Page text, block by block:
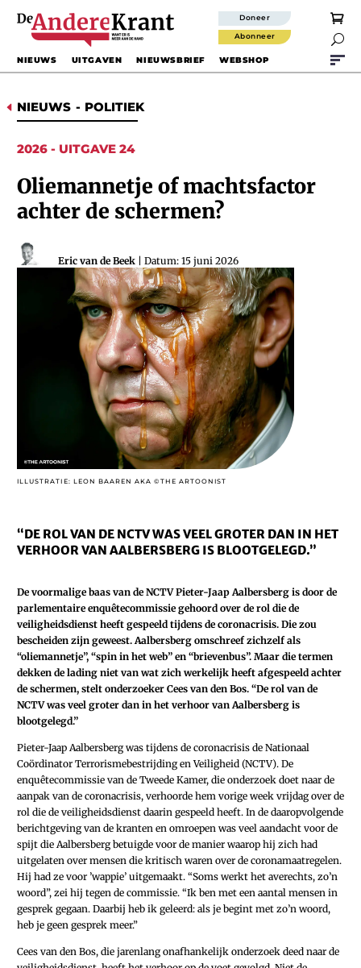
Doneer
Abonneer 
NIEUWS UITGAVEN NIEUWSBRIEF WEBSHOP
D NIEUWS - POLITIEK
2026 - UITGAVE 24
Oliemannetje of machtsfactor
achter de schermen?
Eric van de Beek | Datum: 15 juni 2026
ILLUSTRATIE: LEON BAAREN AKA ©THE ARTOONIST
“DE ROL VAN DE NCTV WAS VEEL GROTER DAN IN HET
VERHOOR VAN AALBERSBERG IS BLOOTGELEGD.”
De voormalige baas van de NCTV Pieter-Jaap Aalbersberg is door de
parlementaire enquêtecommissie gehoord over de rol die de
veiligheidsdienst heeft gespeeld tijdens de coronacrisis. Die zou
bescheiden zijn geweest. Aalbersberg omschreef zichzelf als
“oliemannetje”, “spin in het web” en “brievenbus”. Maar die termen
dekken de lading niet van wat zich werkelijk heeft afgespeeld achter
de schermen, stelt onderzoeker Cees van den Bos. “De rol van de
NCTV was veel groter dan in het verhoor van Aalbersberg is
blootgelegd.”
Pieter-Jaap Aalbersberg was tijdens de coronacrisis de Nationaal
Coördinator Terrorismebestrijding en Veiligheid (NCTV). De
enquêtecommissie van de Tweede Kamer, die onderzoek doet naar de
aanpak van de coronacrisis, verhoorde hem vorige week vrijdag over de
rol die de veiligheidsdienst daarin gespeeld heeft. In de daaropvolgende
berichtgeving van de kranten en omroepen was veel aandacht voor de
spijt die Aalbersberg betuigde voor de manier waarop hij zich had
uitgelaten over mensen die kritisch waren over de coronamaatregelen.
Hij had ze voor ’wappie’ uitgemaakt. “Soms werkt het averechts, zo’n
woord”, zei hij tegen de commissie. “Ik ben met een aantal mensen in
gesprek gegaan. Daarbij heb ik geleerd: als je begint met zo’n woord,
heb je geen gesprek meer.”
Cees van den Bos, die jarenlang onafhankelijk onderzoek deed naar de